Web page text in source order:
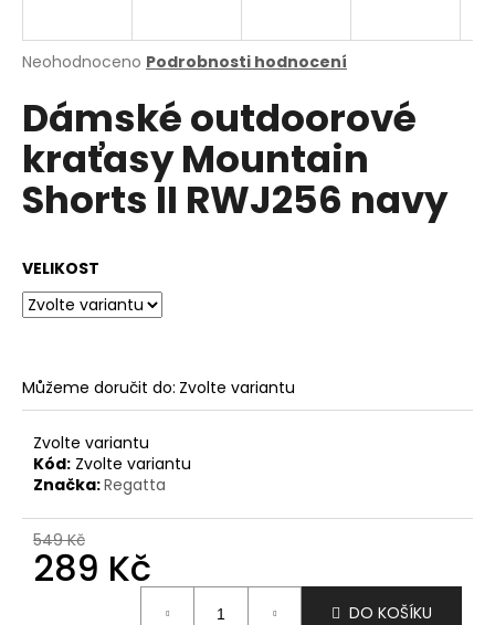
Průměrné
produktu
je
0,0
5
hvězdiček.
Neohodnoceno Podrobnosti hodnocení
Dámské outdoorové
kraťasy Mountain
Shorts II RWJ256 navy
VELIKOST
Můžeme doručit do: Zvolte variantu
Zvolte variantu
Kód: Zvolte variantu
Značka:Regatta
549 Kč
289 Kč
DO KOŠÍKU
j
t
?
o
p
u
č
u